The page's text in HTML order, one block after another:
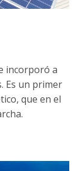
incorporó a
Es un primer
que en el